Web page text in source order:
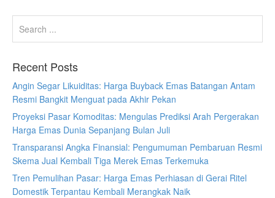
Recent Posts
Angin Segar Likuiditas: Harga Buyback Emas Batangan Antam
Resmi Bangkit Menguat pada Akhir Pekan
Proyeksi Pasar Komoditas: Mengulas Prediksi Arah Pergerakan
Harga Emas Dunia Sepanjang Bulan Juli
Transparansi Angka Finansial: Pengumuman Pembaruan Resmi
Skema Jual Kembali Tiga Merek Emas Terkemuka
Tren Pemulihan Pasar: Harga Emas Perhiasan di Gerai Ritel
Domestik Terpantau Kembali Merangkak Naik